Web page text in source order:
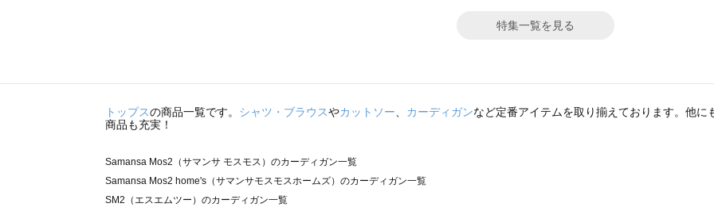
特集一覧を見る
トップスの商品一覧です。 シャツ・ブラウスやカットソー カーディガンなど定番アイテムを取り揃えております。他に
商品も充実！
Samansa Mos2（サマンサ モスモス）のカーディガン一覧
Samansa Mos2 home's（サマンサモスモスホームズ）のカーディガン一覧
SM2（エスエムツー）のカーディガン一覧